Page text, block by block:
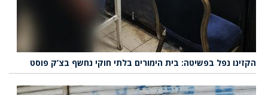
הקזינו נפל בפשיטה: בית הימורים בלתי חוקי נחשף בצ’ק פוסט